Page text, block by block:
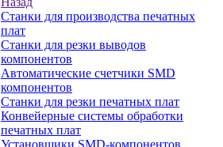
Станки для производства печатных
плат
Станки для резки выводов
компонентов
Автоматические счетчики SMD
компонентов
Станки для резки печатных плат
Конвейерные системы обработки
печатных плат
Установщики SMD-компонентов